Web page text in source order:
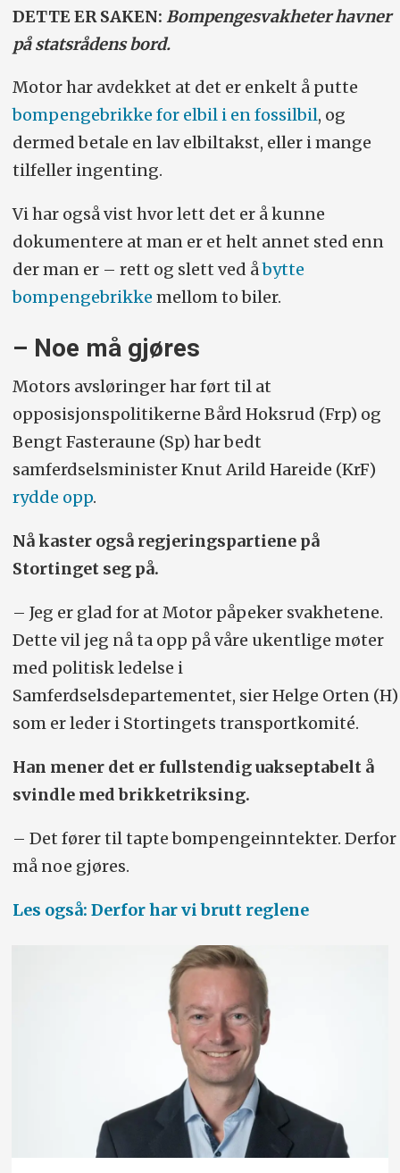
DETTE ER SAKEN: Bompengesvakheter havner
på statsrådens bord.
Motor har avdekket at det er enkelt å putte
bompengebrikke for elbil i en fossilbil, og
dermed betale en lav elbiltakst, eller i mange
tilfeller ingenting.
Vi har også vist hvor lett det er å kunne
dokumentere at man er et helt annet sted enn
der man er – rett og slett ved åbytte
bompengebrikke mellom to biler.
– Noe må gjøres
Motors avsløringer har ført til at
opposisjonspolitikerne Bård Hoksrud (Frp) og
Bengt Fasteraune (Sp) har bedt
samferdselsminister Knut Arild Hareide (KrF)
rydde opp.
Nå kaster også regjeringspartiene på
Stortinget seg på.
– Jeg er glad for at Motor påpeker svakhetene.
Dette vil jeg nå ta opp på våre ukentlige møter
med politisk ledelse i
Samferdselsdepartementet, sier Helge Orten (H)
som er leder i Stortingets transportkomité.
Han mener det er fullstendig uakseptabelt å
svindle med brikketriksing.
– Det fører til tapte bompengeinntekter. Derfor
må noe gjøres.
Les også: Derfor har vi brutt reglene